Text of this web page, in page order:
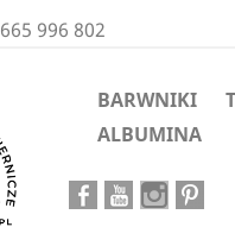
665 996 802
BARWNIKI
ALBUMINA